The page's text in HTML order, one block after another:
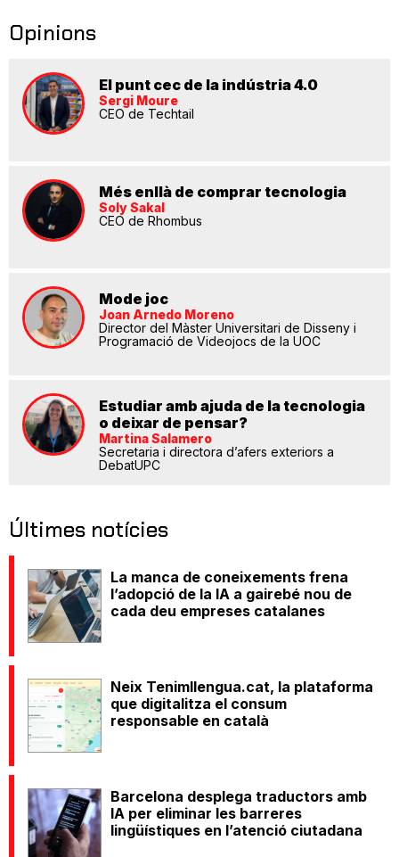
Opinions
El punt cec de la indústria 4.0
Sergi Moure
CEO de Techtail
Més enllà de comprar tecnologia
Soly Sakal
CEO de Rhombus
Mode joc
Joan Arnedo Moreno
Director del Màster Universitari de Disseny i
Programació de Videojocs de la UOC
Estudiar amb ajuda de la tecnologia
o deixar de pensar?
Martina Salamero
Secretaria i directora d’afers exteriors a
DebatUPC
Últimes notícies
La manca de coneixements frena
l’adopció de la IA a gairebé nou de
cada deu empreses catalanes
Neix Tenimllengua.cat, la plataforma
que digitalitza el consum
responsable en català
Barcelona desplega traductors amb
IA per eliminar les barreres
lingüístiques en l’atenció ciutadana